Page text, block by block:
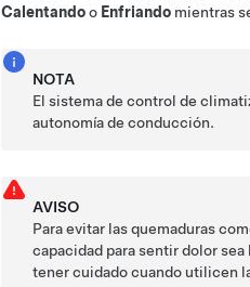
Calentandoo Enfriando mientras
NOTA
El sistema de control de
autonomía de conducción.
AVISO
Para evitar las quemaduras
capacidad para sentir dolor
tener cuidado cuando utilicen